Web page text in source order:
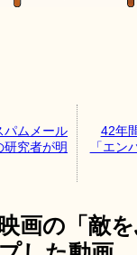
パムメール
究者が明
42年
「エン
画の「敵